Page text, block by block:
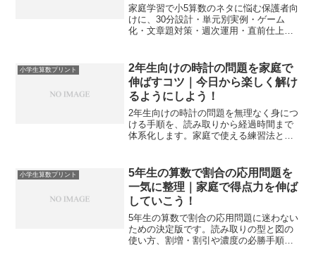
家庭学習で小5算数のネタに悩む保護者向
けに、30分設計・単元別実例・ゲーム
化・文章題対策・週次運用・直前仕上げ
小学生算数プリント
2年生向けの時計の問題を家庭で
伸ばすコツ｜今日から楽しく解け
るようにしよう！
2年生向けの時計の問題を無理なく身につ
ける手順を、読み取りから経過時間まで
体系化します。家庭で使える練習法とプ
小学生算数プリント
5年生の算数で割合の応用問題を
一気に整理｜家庭で得点力を伸ば
していこう！
5年生の算数で割合の応用問題に迷わない
ための決定版です。読み取りの型と図の
使い方、割増・割引や濃度の必勝手順、